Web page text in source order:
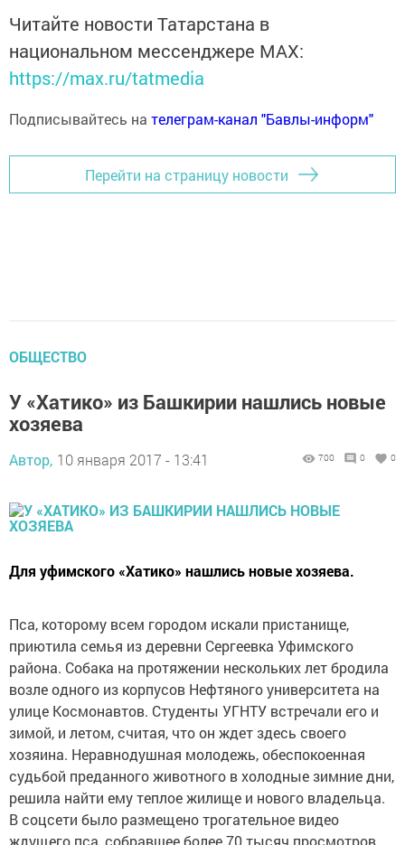
Читайте новости Татарстана в
национальном мессенджере MАХ:
https://max.ru/tatmedia
Подписывайтесь на телеграм-канал "Бавлы-информ"
Перейти на страницу новости
ОБЩЕСТВО
У «Хатико» из Башкирии нашлись новые
хозяева
Автор, 10 января 2017 - 13:41 700 0 0
Для уфимского «Хатико» нашлись новые хозяева.
Пса, которому всем городом искали пристанище,
приютила семья из деревни Сергеевка Уфимского
района. Собака на протяжении нескольких лет бродила
возле одного из корпусов Нефтяного университета на
улице Космонавтов. Студенты УГНТУ встречали его и
зимой, и летом, считая, что он ждет здесь своего
хозяина. Неравнодушная молодежь, обеспокоенная
судьбой преданного животного в холодные зимние дни,
решила найти ему теплое жилище и нового владельца.
В соцсети было размещено трогательное видео